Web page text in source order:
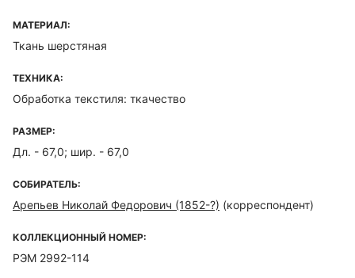
МАТЕРИАЛ:
Ткань шерстяная
ТЕХНИКА:
Обработка текстиля: ткачество
РАЗМЕР:
Дл. - 67,0; шир. - 67,0
СОБИРАТЕЛЬ:
Арепьев Николай Федорович (1852-?) (корреспондент)
КОЛЛЕКЦИОННЫЙ НОМЕР:
РЭМ 2992-114